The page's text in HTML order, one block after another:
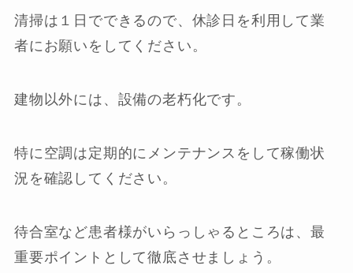
清掃は１日でできるので、休診日を利用して業
者にお願いをしてください。
建物以外には、設備の老朽化です。
特に空調は定期的にメンテナンスをして稼働状
況を確認してください。
待合室など患者様がいらっしゃるところは、最
重要ポイントとして徹底させましょう。